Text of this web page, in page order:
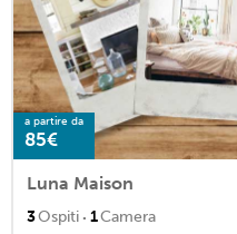
a partire da
85€
Luna Maison
3Ospiti · 1Camera